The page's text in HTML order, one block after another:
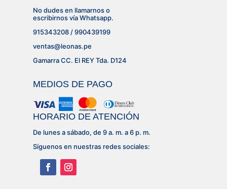
No dudes en llamarnos o
escribirnos vía Whatsapp.
915343208 / 990439199
ventas@leonas.pe
Gamarra CC. El REY Tda. D124
MEDIOS DE PAGO
HORARIO DE ATENCIÓN
De lunes a sábado, de 9 a. m. a 6 p. m.
Síguenos en nuestras redes sociales: